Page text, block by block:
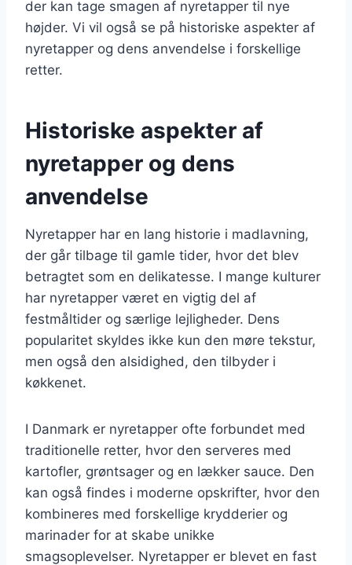
der kan tage smagen af nyretapper til nye
højder. Vi vil også se på historiske aspekter af
nyretapper og dens anvendelse i forskellige
retter.
Historiske aspekter af
nyretapper og dens
anvendelse
Nyretapper har en lang historie i madlavning,
der går tilbage til gamle tider, hvor det blev
betragtet som en delikatesse. I mange kulturer
har nyretapper været en vigtig del af
festmåltider og særlige lejligheder. Dens
popularitet skyldes ikke kun den møre tekstur,
men også den alsidighed, den tilbyder i
køkkenet.
I Danmark er nyretapper ofte forbundet med
traditionelle retter, hvor den serveres med
kartofler, grøntsager og en lækker sauce. Den
kan også findes i moderne opskrifter, hvor den
kombineres med forskellige krydderier og
marinader for at skabe unikke
smagsoplevelser. Nyretapper er blevet en fast